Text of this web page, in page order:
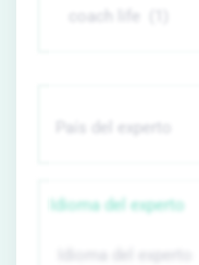
Idioma del experto